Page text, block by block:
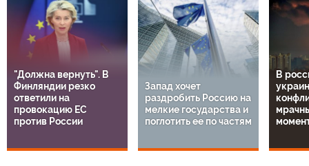
"Должна вернуть". В
Финляндии резко
ответили на
провокацию ЕС
против России
Запад хочет
раздробить Россию на
мелкие государства и
поглотить ее по частям
В